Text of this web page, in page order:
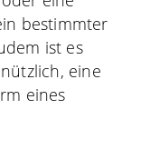
bestimmter
ist es
eine
eines